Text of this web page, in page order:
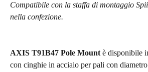
Compatibile con la staffa di montaggio
nella confezione.
AXIS T91B47 Pole Mount è disponibile
con cinghie in acciaio per pali con